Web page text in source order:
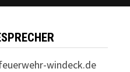
windeck.de